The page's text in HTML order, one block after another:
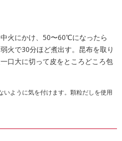
火にかけ、50〜60℃になったら
火で30分ほど煮出す。昆布を取り
口大に切って皮をところどころ包
いように気を付けます。顆粒だしを使用